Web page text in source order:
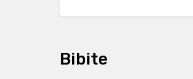
Bibite